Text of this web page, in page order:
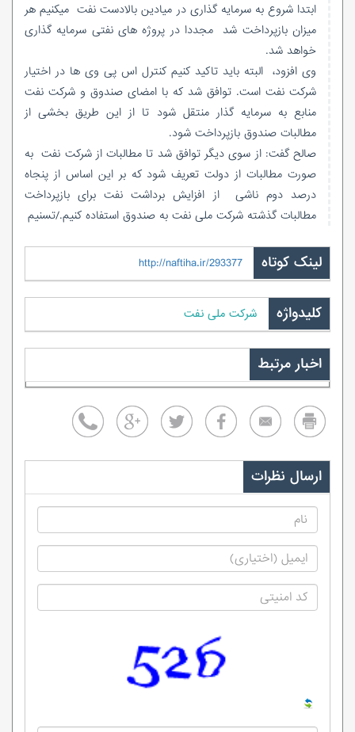
ابتدا شروع به سرمایه گذاری در میادین بالادست نفت میکنیم هر
میزان بازپرداخت شد مجددا در پروژه های نفتی سرمایه گذاری
خواهد شد.
وی افزود، البته باید تاکید کنیم کنترل اس پی وی ها در اختیار
شرکت نفت است. توافق شد که با امضای صندوق و شرکت نفت
منابع به سرمایه گذار منتقل شود تا از این طریق بخشی از
مطالبات صندوق بازپرداخت شود.
صالح گفت: از سوی دیگر توافق شد تا مطالبات از شرکت نفت به
صورت مطالبات از دولت تعریف شود که بر این اساس از پنجاه
درصد دوم ناشی از افزایش برداشت نفت برای بازپرداخت
مطالبات گذشته شرکت ملی نفت به صندوق استفاده کنیم./تسنیم
لینک کوتاه http://naftiha.ir/293377
کلیدواژه شرکت ملی نفت
اخبار مرتبط
ارسال نظرات